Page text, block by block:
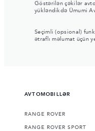
Göstərilən çəkilər
yükləndikdə Ümumi
Seçimli (opsional)
ətraflı məlumat üçün
AVTOMOBILLƏR
RANGE ROVER
RANGE ROVER SPORT